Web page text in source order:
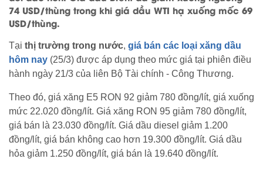
74 USD/thùng trong khi giá dầu WTI hạ xuống mốc 69
USD/thùng.
Tại thị trường trong nước, giá bán các loại xăng dầu
hôm nay (25/3) được áp dụng theo mức giá tại phiên điều
hành ngày 21/3 của liên Bộ Tài chính - Công Thương.
Theo đó, giá xăng E5 RON 92 giảm 780 đồng/lít, giá xuống
mức 22.020 đồng/lít. Giá xăng RON 95 giảm 780 đồng/lít,
giá bán là 23.030 đồng/lít. Giá dầu diesel giảm 1.200
đồng/lít, giá bán không cao hơn 19.300 đồng/lít. Giá dầu
hỏa giảm 1.250 đồng/lít, giá bán là 19.640 đồng/lít.